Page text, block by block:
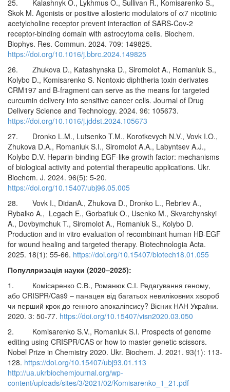
25. Kalashnyk O., Lykhmus O., Sullivan R., Komisarenko S.,
Skok M. Agonists or positive allosteric modulators of α7 nicotinic
acetylcholine receptor prevent interaction of SARS-Cov-2
receptor-binding domain with astrocytoma cells. Biochem.
Biophys. Res. Commun. 2024. 709: 149825.
https://doi.org/10.1016/j.bbrc.2024.149825
26. Zhukova D., Katashynska D., Siromolot A., Romaniuk S.,
Kolybo D., Komisarenko S. Nontoxic diphtheria toxin derivates
CRM197 and B-fragment can serve as the means for targeted
curcumin delivery into sensitive cancer cells. Journal of Drug
Delivery Science and Technology. 2024. 96: 105673.
https://doi.org/10.1016/j.jddst.2024.105673
27. Dronko L.M., Lutsenko T.M., Korotkevych N.V., Vovk I.O.,
Zhukova D.A., Romaniuk S.I., Siromolot A.A., Labyntsev A.J.,
Kolybo D.V. Heparin-binding EGF-like growth factor: mechanisms
of biological activity and potential therapeutic applications. Ukr.
Biochem. J. 2024. 96(5): 5-20.
https://doi.org/10.15407/ubj96.05.005
28. Vovk I., DidanA., Zhukova D., Dronko L., Rebriev A.,
Rybalko A., Legach E., Gorbatiuk O., Usenko M., Skvarchynskyi
A., Dovbymchuk T., Siromolot A., Romaniuk S., Kolybo D.
Production and in vitro evaluation of recombinant human HB-EGF
for wound healing and targeted therapy. Biotechnologia Acta.
2025. 18(1): 55-66. https://doi.org/10.15407/biotech18.01.055
Популяризація науки (2020–2025):
1. Комісаренко С.В., Романюк С.І. Редагування геному,
або CRISPR/Cas9 – панацея від багатьох невиліковних хвороб
чи перший крок до генного апокаліпсису? Вісник НАН України.
2020. 3: 50-77. https://doi.org/10.15407/visn2020.03.050
2. Komisarenko S.V., Romaniuk S.I. Prospects of genome
editing using CRISPR/CAS or how to master genetic scissors.
Nobel Prize in Chemistry 2020. Ukr. Biochem. J. 2021. 93(1): 113-
128. https://doi.org/10.15407/ubj93.01.113
http://ua.ukrbiochemjournal.org/wp-
content/uploads/sites/3/2021/02/Komisarenko_1_21.pdf